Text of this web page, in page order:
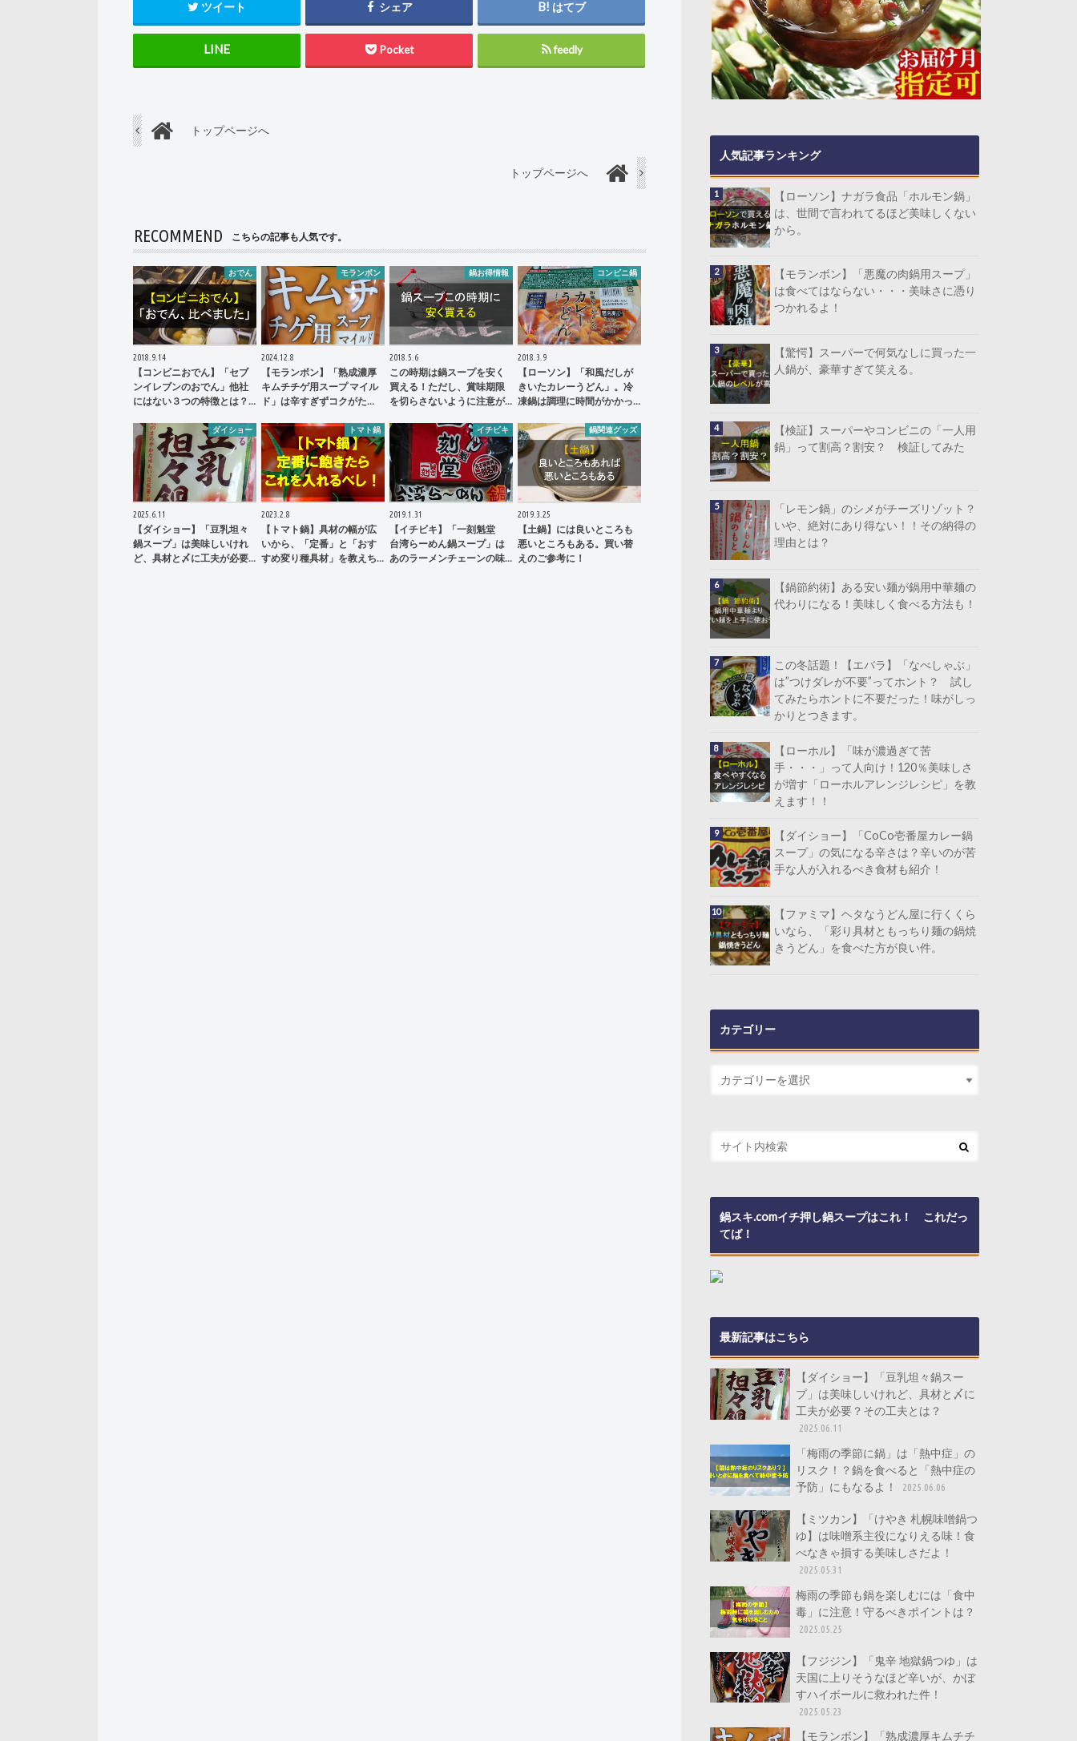
ツイート シェア はてブ
Pocket feedly
トップページへ
トップページへ
RECOMMEND こちらの記事も人気です。
おでん
2018.9.14
【コンビニおでん】「セブ
ンイレブンのおでん」他社
にはない３つの特徴とは？…
モランボン
2024.12.8
【モランボン】「熟成濃厚
キムチチゲ用スープ マイル
ド」は辛すぎずコクがた…
鍋お得情報
2018.5.6
この時期は鍋スープを安く
買える！ただし、賞味期限
を切らさないように注意が…
コンビニ鍋
2018.3.9
【ローソン】「和風だしが
きいたカレーうどん」。冷
凍鍋は調理に時間がかかっ…
ダイショー
2025.6.11
【ダイショー】「豆乳坦々
鍋スープ」は美味しいけれ
ど、具材と〆に工夫が必要…
トマト鍋
2023.2.8
【トマト鍋】具材の幅が広
いから、「定番」と「おす
すめ変り種具材」を教えち…
イチビキ
2019.1.31
【イチビキ】「一刻魁堂
台湾らーめん鍋スープ」は
あのラーメンチェーンの味…
鍋関連グッズ
2019.3.25
【土鍋】には良いところも
悪いところもある。買い替
えのご参考に！
人気記事ランキング
【ローソン】ナガラ食品「ホルモン鍋」
は、世間で言われてるほど美味しくない
から。
【モランボン】「悪魔の肉鍋用スープ」
は食べてはならない・・・美味さに憑り
つかれるよ！
【驚愕】スーパーで何気なしに買った一
人鍋が、豪華すぎて笑える。
【検証】スーパーやコンビニの「一人用
鍋」って割高？割安？ 検証してみた
「レモン鍋」のシメがチーズリゾット？
いや、絶対にあり得ない！！その納得の
理由とは？
【鍋節約術】ある安い麺が鍋用中華麺の
代わりになる！美味しく食べる方法も！
この冬話題！【エバラ】「なべしゃぶ」
は”つけダレが不要”ってホント？ 試し
てみたらホントに不要だった！味がしっ
かりとつきます。
【ローホル】「味が濃過ぎて苦
手・・・」って人向け！120％美味しさ
が増す「ローホルアレンジレシピ」を教
えます！！
【ダイショー】「CoCo壱番屋カレー鍋
スープ」の気になる辛さは？辛いのが苦
手な人が入れるべき食材も紹介！
【ファミマ】ヘタなうどん屋に行くくら
いなら、「彩り具材ともっちり麺の鍋焼
きうどん」を食べた方が良い件。
カテゴリー
鍋スキ.comイチ押し鍋スープはこれ！ これだっ
てば！
最新記事はこちら
【ダイショー】「豆乳坦々鍋スー
プ」は美味しいけれど、具材と〆に
工夫が必要？その工夫とは？
2025.06.11
「梅雨の季節に鍋」は「熱中症」の
リスク！？鍋を食べると「熱中症の
予防」にもなるよ！
2025.06.06
【ミツカン】「けやき 札幌味噌鍋つ
ゆ】は味噌系主役になりえる味！食
べなきゃ損する美味しさだよ！
2025.05.31
梅雨の季節も鍋を楽しむには「食中
毒」に注意！守るべきポイントは？
2025.05.25
【フジジン】「鬼辛 地獄鍋つゆ」は
天国に上りそうなほど辛いが、かぼ
すハイボールに救われた件！
2025.05.23
【モランボン】「熟成濃厚キムチチ